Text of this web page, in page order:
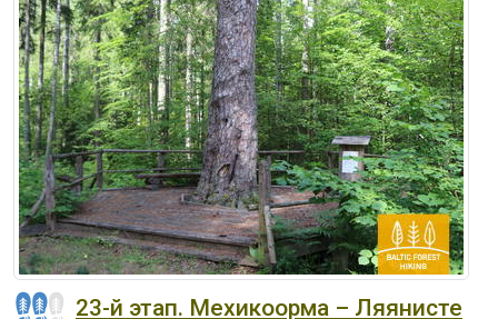
23-й этап. Мехикоорма – Ляянисте